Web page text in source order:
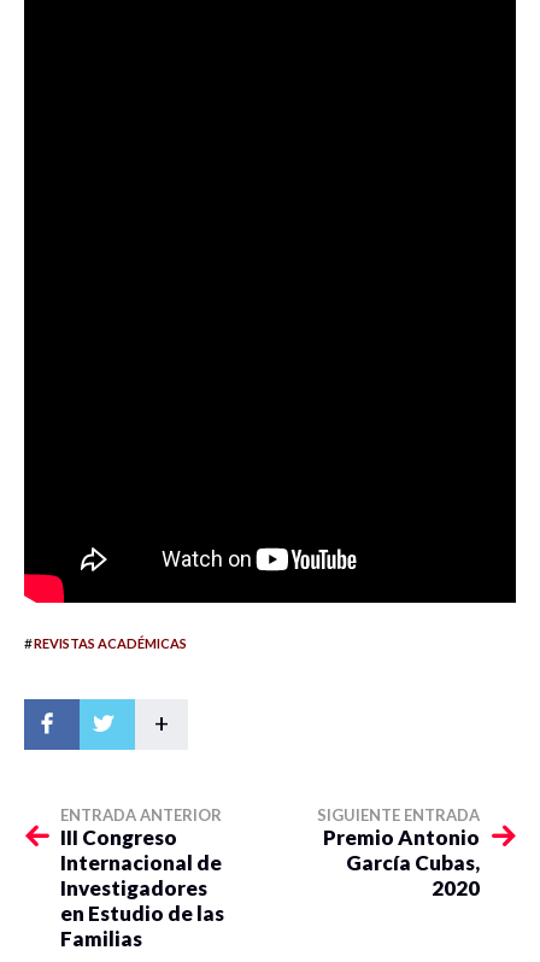
#REVISTAS ACADÉMICAS
+
ENTRADA ANTERIOR
III Congreso
Internacional de
Investigadores
en Estudio de las
Familias
SIGUIENTE ENTRADA
Premio Antonio
García Cubas,
2020